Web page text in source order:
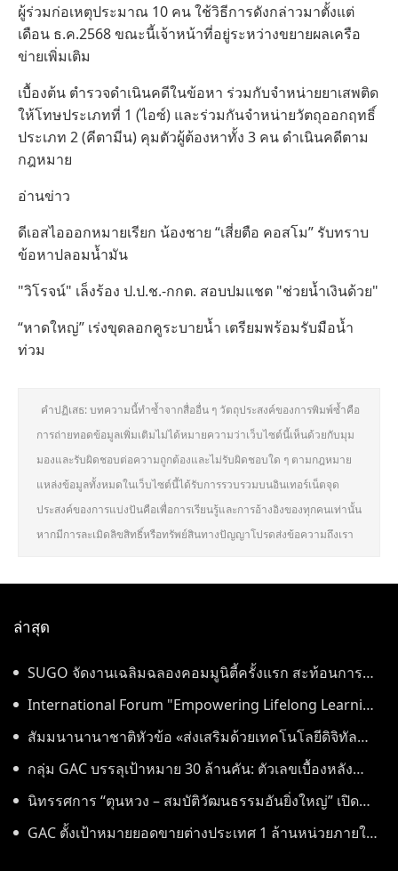
ผู้ร่วมก่อเหตุประมาณ 10 คน ใช้วิธีการดังกล่าวมาตั้งแต่
เดือน ธ.ค.2568 ขณะนี้เจ้าหน้าที่อยู่ระหว่างขยายผลเครือ
ข่ายเพิ่มเติม
เบื้องต้น ตำรวจดำเนินคดีในข้อหา ร่วมกับจำหน่ายยาเสพติด
ให้โทษประเภทที่ 1 (ไอซ์) และร่วมกันจำหน่ายวัตถุออกฤทธิ์
ประเภท 2 (คีตามีน) คุมตัวผู้ต้องหาทั้ง 3 คน ดำเนินคดีตาม
กฎหมาย
อ่านข่าว
ดีเอสไอออกหมายเรียก น้องชาย “เสี่ยตือ คอสโม” รับทราบ
ข้อหาปลอมน้ำมัน
"วิโรจน์" เล็งร้อง ป.ป.ช.-กกต. สอบปมแชต "ช่วยน้ำเงินด้วย"
“หาดใหญ่” เร่งขุดลอกคูระบายน้ำ เตรียมพร้อมรับมือน้ำ
ท่วม
คำปฏิเสธ: บทความนี้ทำซ้ำจากสื่ออื่น ๆ วัตถุประสงค์ของการพิมพ์ซ้ำคือ
การถ่ายทอดข้อมูลเพิ่มเติมไม่ได้หมายความว่าเว็บไซต์นี้เห็นด้วยกับมุม
มองและรับผิดชอบต่อความถูกต้องและไม่รับผิดชอบใด ๆ ตามกฎหมาย
แหล่งข้อมูลทั้งหมดในเว็บไซต์นี้ได้รับการรวบรวมบนอินเทอร์เน็ตจุด
ประสงค์ของการแบ่งปันคือเพื่อการเรียนรู้และการอ้างอิงของทุกคนเท่านั้น
หากมีการละเมิดลิขสิทธิ์หรือทรัพย์สินทางปัญญาโปรดส่งข้อความถึงเรา
ล่าสุด
SUGO จัดงานเฉลิมฉลองคอมมูนิตี้ครั้งแรก สะท้อนการ
เติบโตอย่างต่อเนื่องในประเทศไทย
International Forum "Empowering Lifelong Learning
Through Digital Intelligence – Building a New
Ecosystem for Human Lifelong Learning" Convenes
สัมมนานานาชาติหัวข้อ «ส่งเสริมด้วยเทคโนโลยีดิจิทัล
อัจฉริยะ เรียนรู้ตลอดชีวิต – สร้างระบบนิเวศใหม่แห่งการ
เรียนรู้ตลอดชีวิตของมนุษย์» จัดขึ้น
กลุ่ม GAC บรรลุเป้าหมาย 30 ล้านคัน: ตัวเลขเบื้องหลัง
"ความเร็วของ GAC"
นิทรรศการ “ตุนหวง – สมบัติวัฒนธรรมอันยิ่งใหญ่” เปิด
อย่างเป็นทางการ ณ พิพิธภัณฑ์หูหนาน
GAC ตั้งเป้าหมายยอดขายต่างประเทศ 1 ล้านหน่วยภายใน